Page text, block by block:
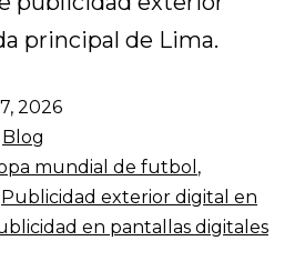
principal de Lima.
2026
Blog
mundial de futbol ,
Publicidad exterior digital en
en pantallas digitales